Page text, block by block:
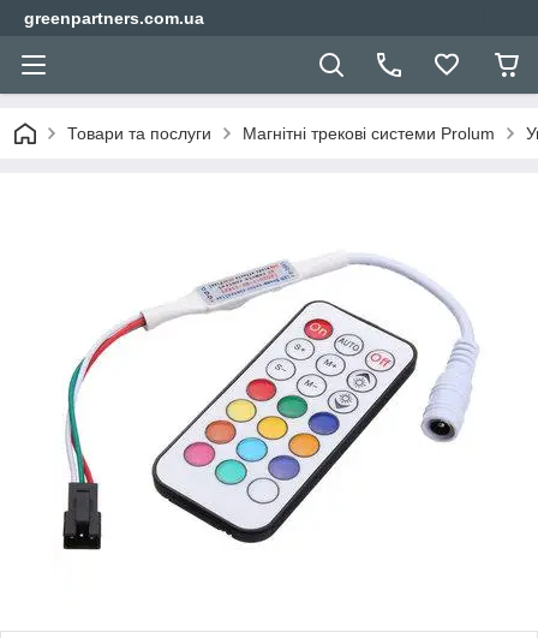
greenpartners.com.ua
Товари та послуги Магнітні трекові системи Prolum